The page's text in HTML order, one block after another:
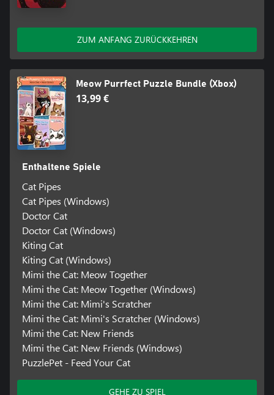
ZUM ANFANG ZURÜCKKEHREN
Meow Purrfect Puzzle Bundle (Xbox)
13,99 €
Enthaltene Spiele
Cat Pipes
Cat Pipes (Windows)
Doctor Cat
Doctor Cat (Windows)
Kiting Cat
Kiting Cat (Windows)
Mimi the Cat: Meow Together
Mimi the Cat: Meow Together (Windows)
Mimi the Cat: Mimi's Scratcher
Mimi the Cat: Mimi's Scratcher (Windows)
Mimi the Cat: New Friends
Mimi the Cat: New Friends (Windows)
PuzzlePet - Feed Your Cat
GEHE ZU SPIEL